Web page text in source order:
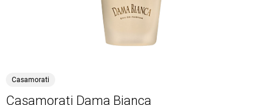
Casamorati
Casamorati Dama Bianca